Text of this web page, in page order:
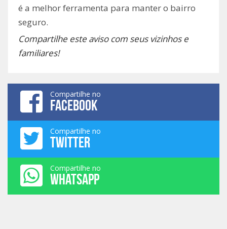
é a melhor ferramenta para manter o bairro
seguro.
Compartilhe este aviso com seus vizinhos e
familiares!
Compartilhe no
FACEBOOK
Compartilhe no
TWITTER
Compartilhe no
WHATSAPP